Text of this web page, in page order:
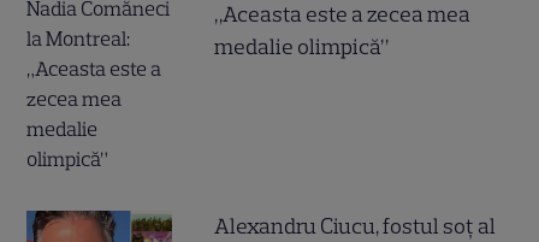
„Aceasta este a zecea mea
medalie olimpică”
Alexandru Ciucu, fostul soț al